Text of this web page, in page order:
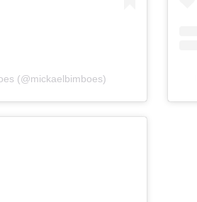
(@mickaelbimboes)